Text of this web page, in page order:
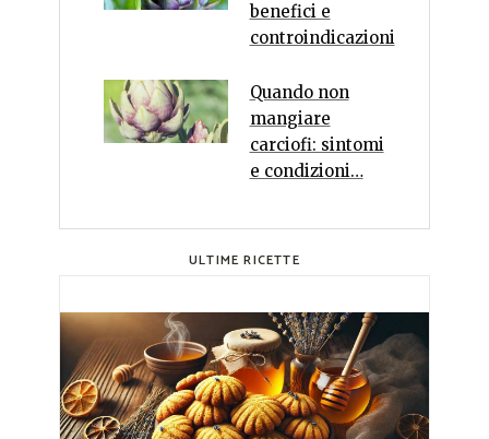
benefici e
controindicazioni
Quando non
mangiare
carciofi: sintomi
e condizioni…
ULTIME RICETTE